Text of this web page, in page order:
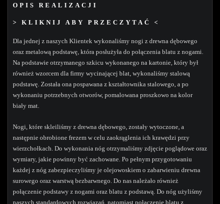
OPIS REALIZACJI
> KLIKNIJ ABY PRZECZYTAĆ <
Dla jednej z naszych Klientek wykonaliśmy nogi z drewna dębowego
oraz metalową podstawę, która posłużyła do połączenia blatu z nogami.
Na podstawie otrzymanego szkicu wykonanego na kartonie, który był
również wzorcem dla firmy wycinającej blat, wykonaliśmy stalową
podstawę. Została ona pospawana z kształtownika stalowego, a po
wykonaniu potrzebnych otworów, pomalowana proszkowo na kolor
biały mat.
Nogi, które skleiliśmy z drewna dębowego, zostały wytoczone, a
następnie obrobione frezem w celu zaokrąglenia ich krawędzi przy
wierzchołkach. Do wykonania nóg otrzymaliśmy zdjęcie poglądowe oraz
wymiary, jakie powinny być zachowane. Po pełnym przygotowaniu
każdej z nóg zabezpieczyliśmy je olejowoskiem o zabarwieniu drewna
surowego oraz warstwą bezbarwnego. Do nas należało również
połączenie podstawy z nogami oraz blatu z podstawą. Do nóg użyliśmy
naszych standardowych rozwiązań, natomiast połączenie blatu z